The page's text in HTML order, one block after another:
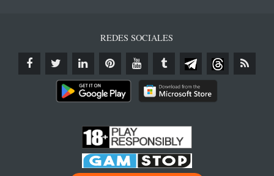
REDES SOCIALES